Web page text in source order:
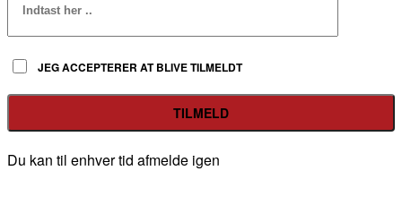
JEG ACCEPTERER AT BLIVE TILMELDT
Du kan til enhver tid afmelde igen